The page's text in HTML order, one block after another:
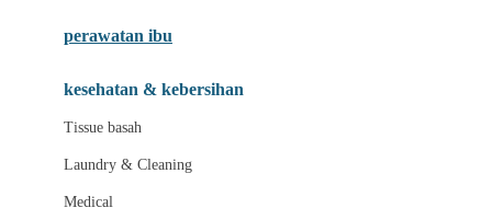
Mamaway
Maxi Cosi
Megabloks
Micro
perawatan ibu
kesehatan & kebersihan
Tissue basah
Laundry & Cleaning
Medical